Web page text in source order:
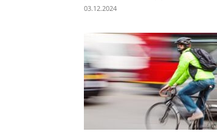
03.12.2024